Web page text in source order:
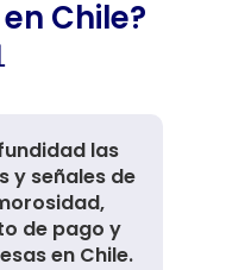
Chile?
las
y señales de
de pago y
en Chile.